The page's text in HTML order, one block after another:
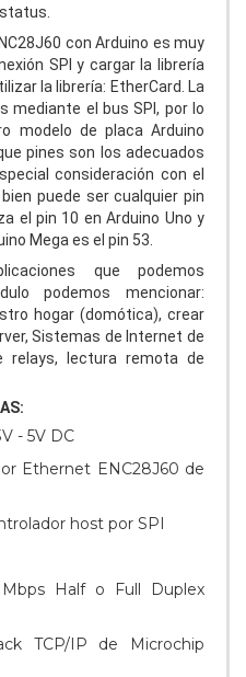
con Arduino es muy
SPI y cargar la librería
la librería: EtherCard. La
mediante el bus SPI, por lo
modelo de placa Arduino
pines son los adecuados
consideración con el
puede ser cualquier pin
el pin 10 en Arduino Uno y
Mega es el pin 53.
que podemos
podemos mencionar:
hogar (domótica), crear
Sistemas de Internet de
relays, lectura remota de
- 5V DC
Ethernet ENC28J60 de
host por SPI
Half o Full Duplex
TCP/IP de Microchip